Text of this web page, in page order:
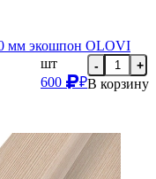
мм экошпон OLOVI
шт
600
₽
- +
В корзину